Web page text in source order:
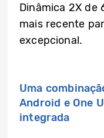
Dinâmica 2X de
mais recente
excepcional.
Uma
Android e One
integrada